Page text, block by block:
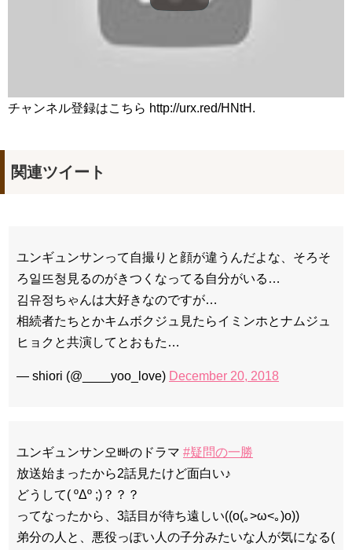
チャンネル登録はこちら http://urx.red/HNtH.
関連ツイート
ユンギュンサンって自撮りと顔が違うんだよな、そろそ
ろ일뜨청見るのがきつくなってる自分がいる…
김유정ちゃんは大好きなのですが…
相続者たちとかキムボクジュ見たらイミンホとナムジュ
ヒョクと共演してとおもた…
— shiori (@____yoo_love) December 20, 2018
ユンギュンサン오빠のドラマ #疑問の一勝
放送始まったから2話見たけど面白い♪
どうして( ºΔº ;)？？？
ってなったから、3話目が待ち遠しい((o(｡>ω<｡)o))
弟分の人と、悪役っぽい人の子分みたいな人が気になる(